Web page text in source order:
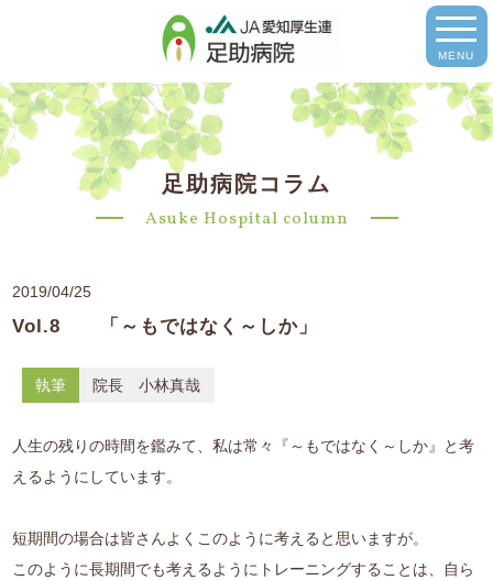
MENU
足助病院コラム
Asuke Hospital column
2019/04/25
Vol.8 「～もではなく～しか」
執筆 院長 小林真哉
人生の残りの時間を鑑みて、私は常々『～もではなく～しか』と考
えるようにしています。
短期間の場合は皆さんよくこのように考えると思いますが。
このように長期間でも考えるようにトレーニングすることは、自ら